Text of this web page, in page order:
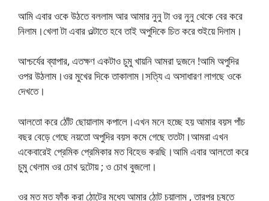
আমি এবার ওকে উঠতে বললাম আর আমার নুনু টা ওর নুনু থেকে বের করে
নিলাম।খেলা টা এবার ওল্টাতে হবে তাই অপুদিকে চিত করে শুইয়ে দিলাম।
আশ্চর্যের ব্যাপার, এতক্ষণ একটাও চুমু খায়নি আমরা দুজনে !আমি অপুদির
ওপর উঠলাম।ওর মুখের দিকে তাকালাম।সত্যি এ অসাধারণ লাগছে ওকে
দেখতে।
আলতো করে ঠোঁট ছোয়ালাম কপালে।এখন মনে হচ্ছে হয় আমার বয়স পাঁচ
বছর বেড়ে গেছে নয়তো অপুদির বয়স কমে গেছে ততটা।আমরা এখন
একেবারেই প্রেমিক প্রেমিকার মত বিহেভ করছি।আমি এবার আলতো করে
চুমু খেলাম ওর চোখ দুটোয় ; ও চোখ বুজলো।
ওর মত মত ফাঁক করা ঠোটের মধ্যে আমার ঠোট চয়ালাম , তারপর চুষতে